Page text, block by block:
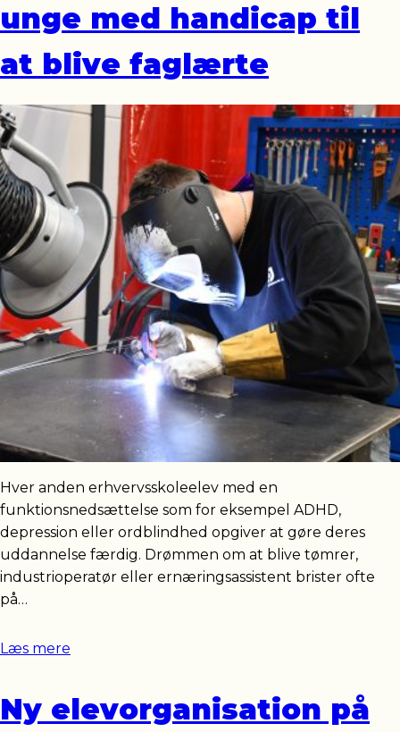
unge med handicap til
at blive faglærte
Hver anden erhvervsskoleelev med en
funktionsnedsættelse som for eksempel ADHD,
depression eller ordblindhed opgiver at gøre deres
uddannelse færdig. Drømmen om at blive tømrer,
industrioperatør eller ernæringsassistent brister ofte
på…
Læs mere
Ny elevorganisation på